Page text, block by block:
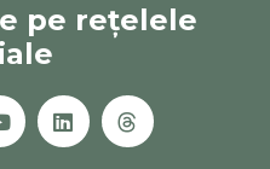
pe rețelele